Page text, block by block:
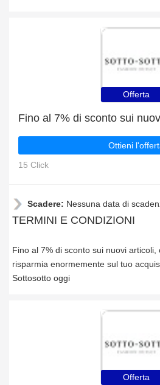
Offerta
Fino al 7% di sconto sui
Ottieni
15 Click
Scadere: Nessuna data di
TERMINI E CONDIZIONI
Fino al 7% di sconto sui nuovi
risparmia enormemente sul tuo
Sottosotto oggi
Offerta